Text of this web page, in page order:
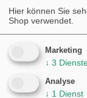
Hier können Sie
Shop verwendet.
Marketing
↓ 3
Analyse
↓ 1 Dienst